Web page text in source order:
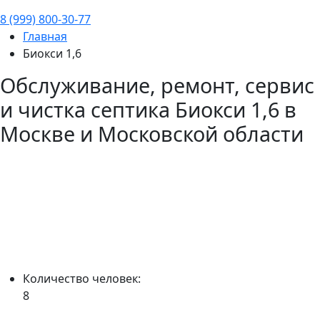
8 (999) 800-30-77
Главная
Биокси 1,6
Обслуживание, ремонт, сервис
и чистка септика Биокси 1,6 в
Москве и Московской области
Количество человек:
8